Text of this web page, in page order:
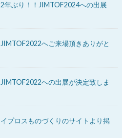
2年ぶり！！JIMTOF2024への出展
JIMTOF2022へご来場頂きありがと
JIMTOF2022への出展が決定致しま
イプロスものづくりのサイトより掲